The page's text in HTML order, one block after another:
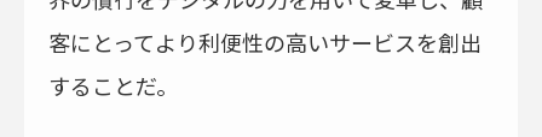
客にとってより利便性の高いサービスを創出
することだ。